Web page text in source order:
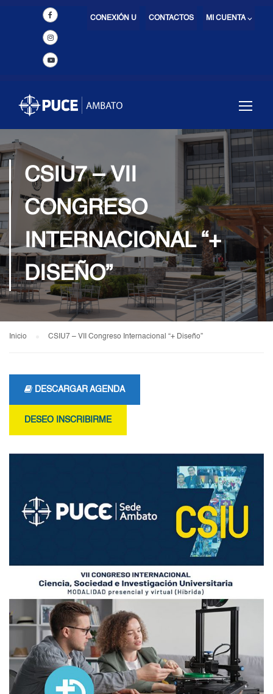
MI CUENTA ⌵
CONTACTOS
CONEXIÓN U
CSIU7 – VII
CONGRESO
INTERNACIONAL “+
DISEÑO”
Inicio CSIU7 – VII Congreso Internacional “+ Diseño”
DESCARGAR AGENDA
DESEO INSCRIBIRME